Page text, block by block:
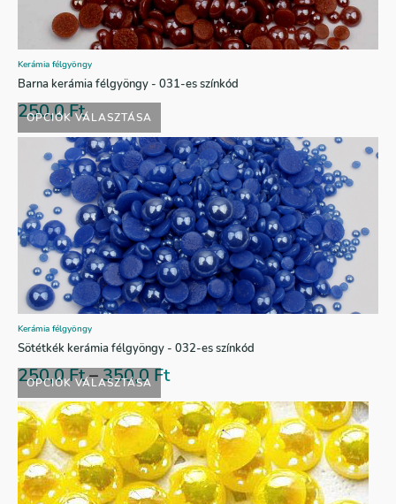
OPCIÓK VÁLASZTÁSA
Kerámia félgyöngy
Barna kerámia félgyöngy - 031-es színkód
250,0Ft
OPCIÓK VÁLASZTÁSA
Kerámia félgyöngy
Sötétkék kerámia félgyöngy - 032-es színkód
250,0Ft–350,0Ft